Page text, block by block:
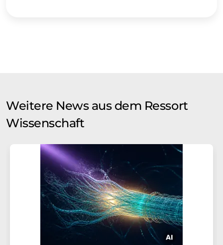
Weitere News aus dem Ressort
Wissenschaft